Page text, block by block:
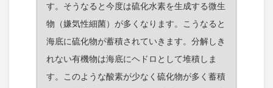
す。そうなると今度は硫化水素を生成する微生
物（嫌気性細菌）が多くなります。こうなると
海底に硫化物が蓄積されていきます。分解しき
れない有機物は海底にヘドロとして堆積しま
す。このような酸素が少なく硫化物が多く蓄積